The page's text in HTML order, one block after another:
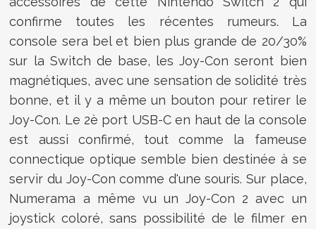
confirme toutes les récentes rumeurs. La
console sera bel et bien plus grande de 20/30%
sur la Switch de base, les Joy-Con seront bien
magnétiques, avec une sensation de solidité très
bonne, et il y a même un bouton pour retirer le
Joy-Con. Le 2è port USB-C en haut de la console
est aussi confirmé, tout comme la fameuse
connectique optique semble bien destinée à se
servir du Joy-Con comme d'une souris. Sur place,
Numerama a même vu un Joy-Con 2 avec un
joystick coloré, sans possibilité de le filmer en